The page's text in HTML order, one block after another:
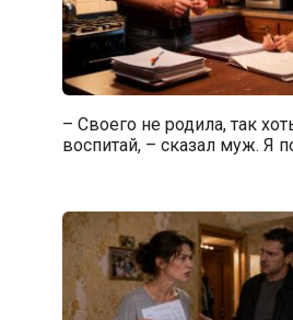
– Своего не родила, так
воспитай, – сказал муж. Я